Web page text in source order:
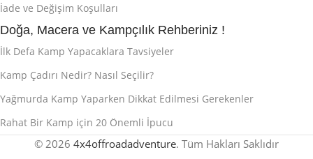
İade ve Değişim Koşulları
Doğa, Macera ve Kampçılık Rehberiniz !
İlk Defa Kamp Yapacaklara Tavsiyeler
Kamp Çadırı Nedir? Nasıl Seçilir?
Yağmurda Kamp Yaparken Dikkat Edilmesi Gerekenler
Rahat Bir Kamp için 20 Önemli İpucu
© 2026 4x4offroadadventure. Tüm Hakları Saklıdır